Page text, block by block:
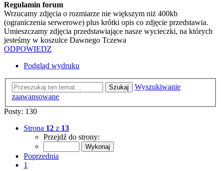
Regulamin forum
Wrzucamy zdjęcia o rozmiarze nie większym niż 400kb
(ograniczenia serwerowe) plus krótki opis co zdjęcie przedstawia.
Umieszczamy zdjęcia przedstawiające nasze wycieczki, na których
jesteśmy w koszulce Dawnego Tczewa
ODPOWIEDZ
Podgląd wydruku
Szukaj
Wyszukiwanie
zaawansowane
Posty: 130
Strona 12 z 13
Przejdź do strony:
Poprzednia
1